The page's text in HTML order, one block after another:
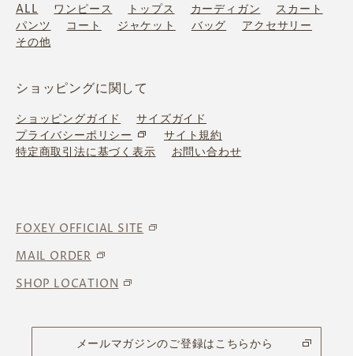
ALL ワンピース トップス カーディガン
スカート
パンツ
コート ジャケット バッグ
アクセサリー
その他
ショッピングに関して
ショッピングガイド
サイズガイド
プライバシーポリシー
サイト規約
特定商取引法に基づく表示
お問い合わせ
FOXEY OFFICIAL SITE
MAIL ORDER
SHOP LOCATION
メールマガジンのご登録はこちらから